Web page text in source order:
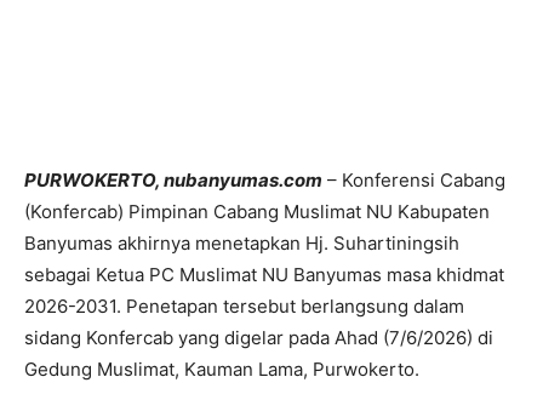
PURWOKERTO, nubanyumas.com – Konferensi Cabang
(Konfercab) Pimpinan Cabang Muslimat NU Kabupaten
Banyumas akhirnya menetapkan Hj. Suhartiningsih
sebagai Ketua PC Muslimat NU Banyumas masa khidmat
2026-2031. Penetapan tersebut berlangsung dalam
sidang Konfercab yang digelar pada Ahad (7/6/2026) di
Gedung Muslimat, Kauman Lama, Purwokerto.